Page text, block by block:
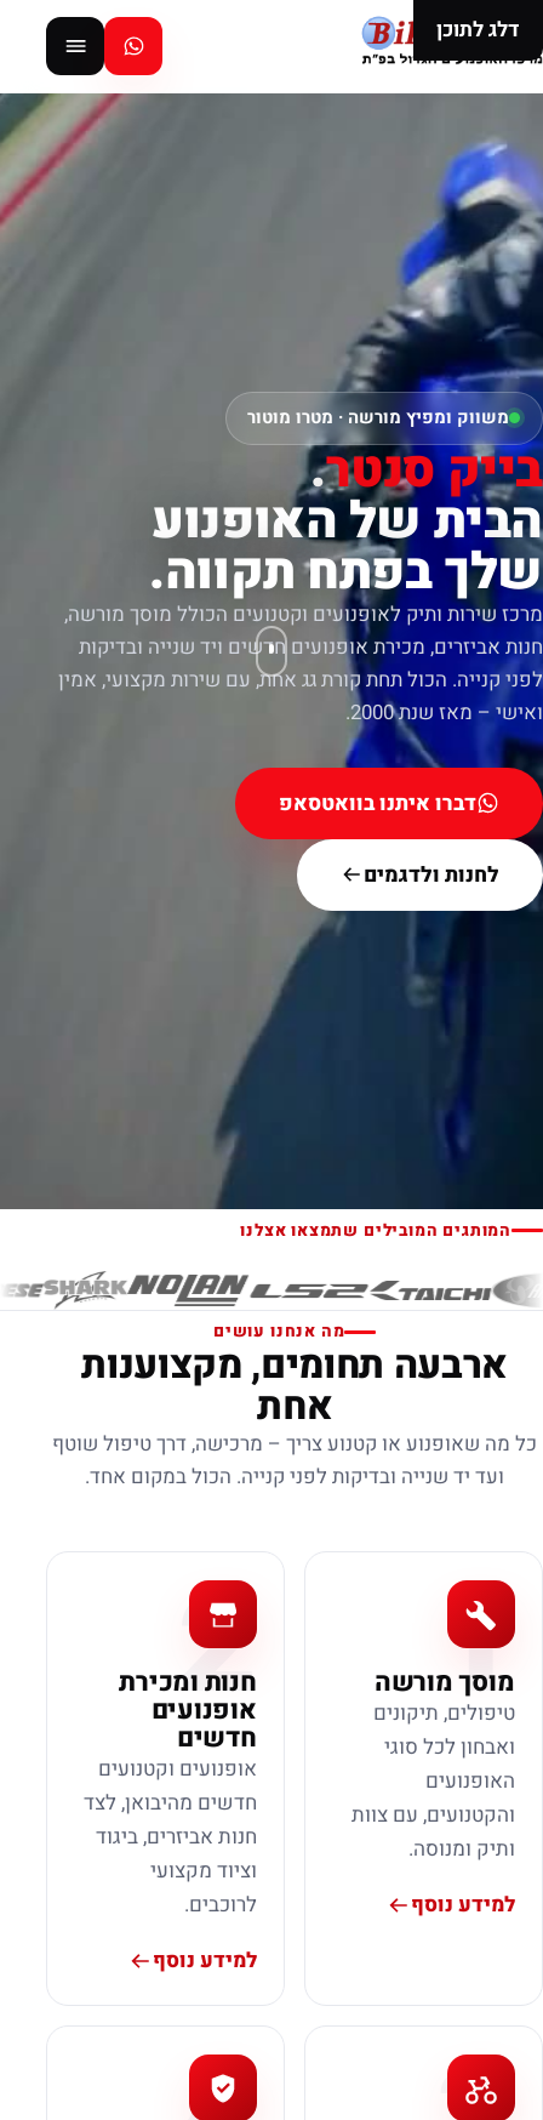
דלג לתוכן
משווק ומפיץ מורשה · מטרו מוטור
בייק סנטר.
הבית של האופנוע
שלך בפתח תקווה.
מרכז שירות ותיק לאופנועים וקטנועים הכולל מוסך מורשה,
חנות אביזרים, מכירת אופנועים חדשים ויד שנייה ובדיקות
לפני קנייה. הכול תחת קורת גג אחת, עם שירות מקצועי, אמין
ואישי – מאז שנת 2000.
דברו איתנו בוואטסאפ
לחנות ולדגמים
המותגים המובילים שתמצאו אצלנו
מה אנחנו עושים
ארבעה תחומים, מקצוענות
אחת
כל מה שאופנוע או קטנוע צריך – מרכישה, דרך טיפול שוטף
ועד יד שנייה ובדיקות לפני קנייה. הכול במקום אחד.
1
מוסך מורשה
טיפולים, תיקונים
ואבחון לכל סוגי
האופנועים
והקטנועים, עם צוות
ותיק ומנוסה.
למידע נוסף
2
חנות ומכירת
אופנועים
חדשים
אופנועים וקטנועים
חדשים מהיבואן, לצד
חנות אביזרים, ביגוד
וציוד מקצועי
לרוכבים.
למידע נוסף